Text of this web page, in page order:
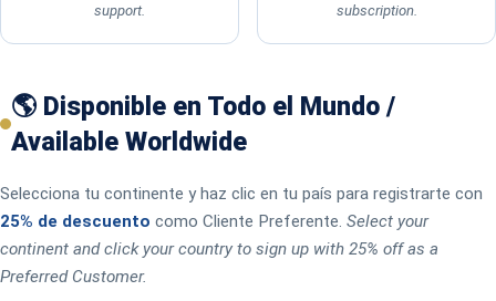
support.
subscription.
🌎 Disponible en Todo el Mundo /
Available Worldwide
Selecciona tu continente y haz clic en tu país para registrarte con
25% de descuento como Cliente Preferente. Select your
continent and click your country to sign up with 25% off as a
Preferred Customer.